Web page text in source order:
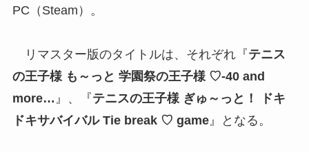
PC（Steam）。
リマスター版のタイトルは、それぞれ『テニス
の王子様 も～っと 学園祭の王子様 ♡-40 and
more… 』、『テニスの王子様 ぎゅ～っと！ ドキ
ドキサバイバル Tie break ♡ game』となる。